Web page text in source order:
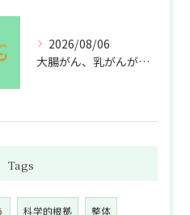
2026/08/06
大腸がん、乳がんが増えた理由
Tags
科学的根拠 整体